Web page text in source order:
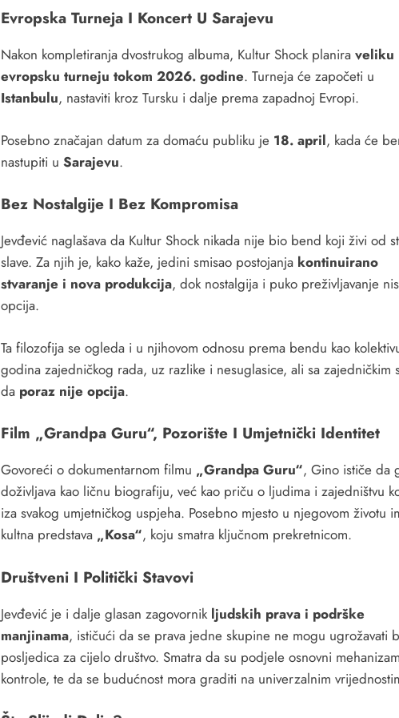
Evropska Turneja I Koncert U Sarajevu
Nakon kompletiranja dvostrukog albuma, Kultur Shock planira veliku
evropsku turneju tokom 2026. godine. Turneja će započeti u
Istanbulu, nastaviti kroz Tursku i dalje prema zapadnoj Evropi.
Posebno značajan datum za domaću publiku je 18. april, kada će
nastupiti u Sarajevu.
Bez Nostalgije I Bez Kompromisa
Jevđević naglašava da Kultur Shock nikada nije bio bend koji živi od
slave. Za njih je, kako kaže, jedini smisao postojanja kontinuirano
stvaranje i nova produkcija, dok nostalgija i puko preživljavanje
opcija.
Ta filozofija se ogleda i u njihovom odnosu prema bendu kao
godina zajedničkog rada, uz razlike i nesuglasice, ali sa zajedničkim
da poraz nije opcija.
Film „Grandpa Guru“, Pozorište I Umjetnički Identitet
Govoreći o dokumentarnom filmu „Grandpa Guru“, Gino ističe da
doživljava kao ličnu biografiju, već kao priču o ljudima i zajedništvu
iza svakog umjetničkog uspjeha. Posebno mjesto u njegovom životu
kultna predstava „Kosa“, koju smatra ključnom prekretnicom.
Društveni I Politički Stavovi
Jevđević je i dalje glasan zagovornik ljudskih prava i podrške
manjinama, ističući da se prava jedne skupine ne mogu ugrožavati
posljedica za cijelo društvo. Smatra da su podjele osnovni mehanizam
kontrole, te da se budućnost mora graditi na univerzalnim